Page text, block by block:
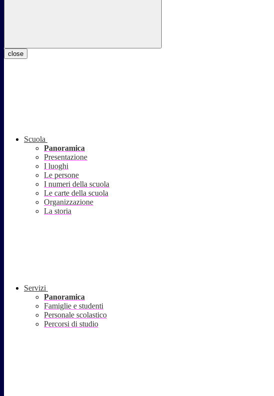
close
Scuola
Panoramica
Presentazione
I luoghi
Le persone
I numeri della scuola
Le carte della scuola
Organizzazione
La storia
Servizi
Panoramica
Famiglie e studenti
Personale scolastico
Percorsi di studio